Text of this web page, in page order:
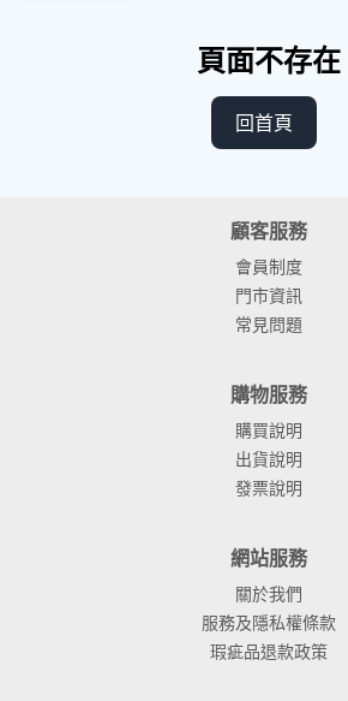
頁面不存在
回首頁
顧客服務
會員制度
門市資訊
常見問題
購物服務
購買說明
出貨說明
發票說明
網站服務
關於我們
服務及隱私權條款
瑕疵品退款政策